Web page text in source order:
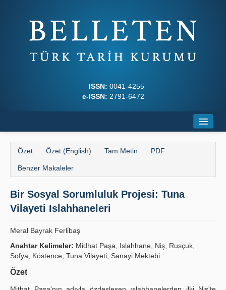
ISSN: 0041-4255
e-ISSN: 2791-6472
Dergi Kurulları
Yazım Kuralları
Kılavuzlar
Özet Özet (English) Tam Metin PDF
Benzer Makaleler
Bir Sosyal Sorumluluk Proje­si: Tuna
Vilayeti Islahhaneleri
Meral Bayrak Ferli̇baş
Anahtar Kelimeler: Midhat Paşa, Islahhane, Niş, Rusçuk,
Sofya, Köstence, Tuna Vilayeti, Sanayi Mektebi
Özet